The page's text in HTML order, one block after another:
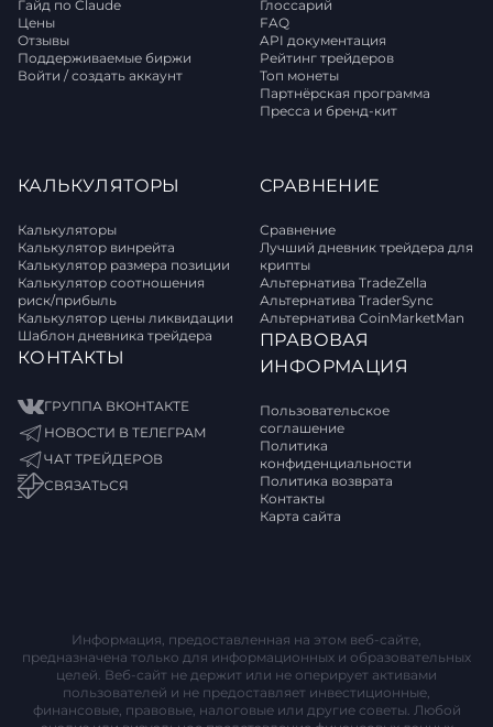
Гайд по Claude
Цены
Отзывы
Поддерживаемые биржи
Войти / создать аккаунт
Глоссарий
FAQ
API документация
Рейтинг трейдеров
Топ монеты
Партнёрская программа
Пресса и бренд-кит
КАЛЬКУЛЯТОРЫ
Калькуляторы
Калькулятор винрейта
Калькулятор размера позиции
Калькулятор соотношения
риск/прибыль
Калькулятор цены ликвидации
Шаблон дневника трейдера
КОНТАКТЫ
ГРУППА ВКОНТАКТЕ
НОВОСТИ В ТЕЛЕГРАМ
ЧАТ ТРЕЙДЕРОВ
СВЯЗАТЬСЯ
СРАВНЕНИЕ
Сравнение
Лучший дневник трейдера для
крипты
Альтернатива TradeZella
Альтернатива TraderSync
Альтернатива CoinMarketMan
ПРАВОВАЯ
ИНФОРМАЦИЯ
Пользовательское
соглашение
Политика
конфиденциальности
Политика возврата
Контакты
Карта сайта
Информация, предоставленная на этом веб-сайте,
предназначена только для информационных и образовательных
целей. Веб-сайт не держит или не оперирует активами
пользователей и не предоставляет инвестиционные,
финансовые, правовые, налоговые или другие советы. Любой